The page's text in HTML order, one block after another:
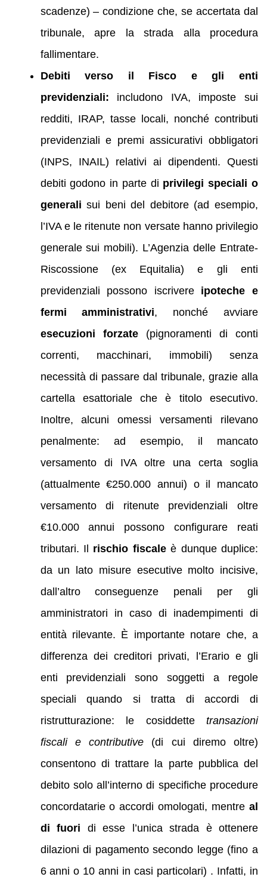
scadenze) – condizione che, se accertata dal
tribunale, apre la strada alla procedura
fallimentare.
Debiti verso il Fisco e gli enti
previdenziali: includono IVA, imposte sui
redditi, IRAP, tasse locali, nonché contributi
previdenziali e premi assicurativi obbligatori
(INPS, INAIL) relativi ai dipendenti. Questi
debiti godono in parte di privilegi speciali o
generali sui beni del debitore (ad esempio,
l’IVA e le ritenute non versate hanno privilegio
generale sui mobili). L’Agenzia delle Entrate-
Riscossione (ex Equitalia) e gli enti
previdenziali possono iscrivere ipoteche e
fermi amministrativi, nonché avviare
esecuzioni forzate(pignoramenti di conti
correnti, macchinari, immobili) senza
necessità di passare dal tribunale, grazie alla
cartella esattoriale che è titolo esecutivo.
Inoltre, alcuni omessi versamenti rilevano
penalmente: ad esempio, il mancato
versamento di IVA oltre una certa soglia
(attualmente €250.000 annui) o il mancato
versamento di ritenute previdenziali oltre
€10.000 annui possono configurare reati
tributari. Il rischio fiscaleè dunque duplice:
da un lato misure esecutive molto incisive,
dall’altro conseguenze penali per gli
amministratori in caso di inadempimenti di
entità rilevante. È importante notare che, a
differenza dei creditori privati, l’Erario e gli
enti previdenziali sono soggetti a regole
speciali quando si tratta di accordi di
ristrutturazione: le cosiddette transazioni
fiscali e contributive (di cui diremo oltre)
consentono di trattare la parte pubblica del
debito solo all’interno di specifiche procedure
concordatarie o accordi omologati, mentre al
di fuori di esse l’unica strada è ottenere
dilazioni di pagamento secondo legge (fino a
6 anni o 10 anni in casi particolari) . Infatti, in